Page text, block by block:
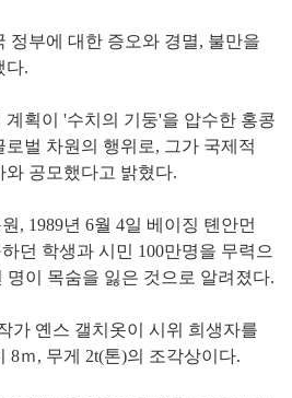
정부에 대한 증오와 경멸, 불만을
다.
획이 '수치의 기둥'을 압수한 홍콩
벌 차원의 행위로, 그가 국제적
공모했다고 밝혔다.
, 1989년 6월 4일 베이징 톈안먼
던 학생과 시민 100만명을 무력으
이 목숨을 잃은 것으로 알려졌다.
가 옌스 갤치옷이 시위 희생자를
8ｍ, 무게 2t(톤)의 조각상이다.